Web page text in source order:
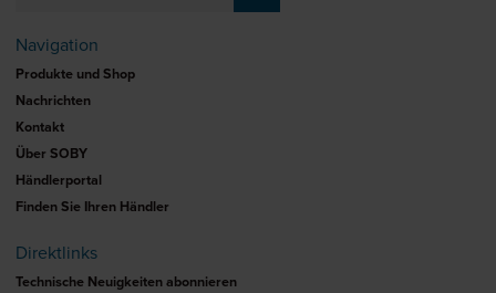
Navigation
Produkte und Shop
Nachrichten
Kontakt
Über SOBY
Händlerportal
Finden Sie Ihren Händler
Direktlinks
Technische Neuigkeiten abonnieren